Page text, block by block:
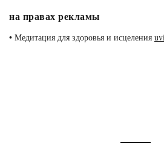
на правах рекламы
• Медитация для здоровья и исцеления